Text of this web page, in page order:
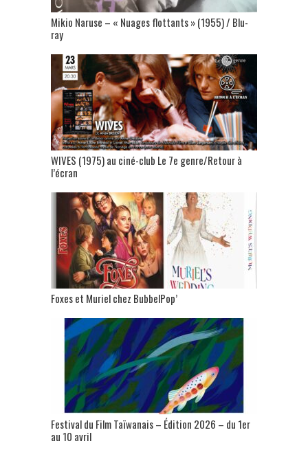
Mikio Naruse – « Nuages flottants » (1955) / Blu-
ray
WIVES (1975) au ciné-club Le 7e genre/Retour à
l’écran
Foxes et Muriel chez BubbelPop’
Festival du Film Taïwanais – Édition 2026 – du 1er
au 10 avril